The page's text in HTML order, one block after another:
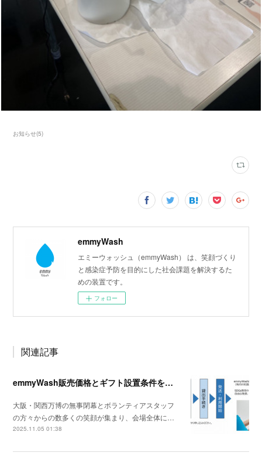
お知らせ(5)
emmyWash
エミーウォッシュ（emmyWash） は、笑顔づくり
と感染症予防を目的にした社会課題を解決するた
めの装置です。
フォロー
関連記事
emmyWash販売価格とギフト設置条件を改定します
大阪・関西万博の無事閉幕とボランティアスタッフ
の方々からの数多くの笑顔が集まり、会場全体に…
2025.11.05 01:38